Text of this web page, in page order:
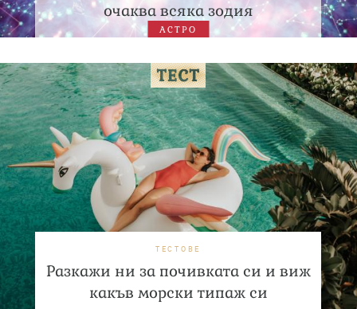
очаква всяка зодия
АСТРО
ТЕСТОВЕ
Разкажи ни за почивката си и виж
какъв морски типаж си